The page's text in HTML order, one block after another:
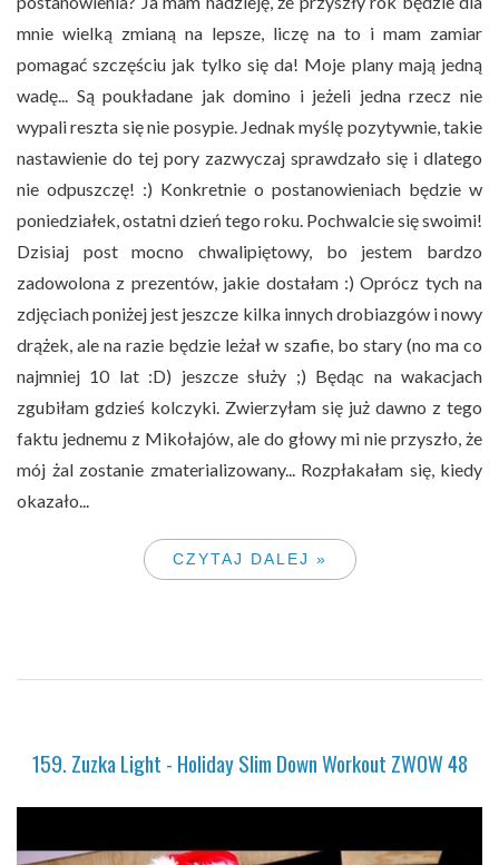
mnie wielką zmianą na lepsze, liczę na to i mam zamiar
pomagać szczęściu jak tylko się da! Moje plany mają jedną
wadę... Są poukładane jak domino i jeżeli jedna rzecz nie
wypali reszta się nie posypie. Jednak myślę pozytywnie, takie
nastawienie do tej pory zazwyczaj sprawdzało się i dlatego
nie odpuszczę! :) Konkretnie o postanowieniach będzie w
poniedziałek, ostatni dzień tego roku. Pochwalcie się swoimi!
Dzisiaj post mocno chwalipiętowy, bo jestem bardzo
zadowolona z prezentów, jakie dostałam :) Oprócz tych na
zdjęciach poniżej jest jeszcze kilka innych drobiazgów i nowy
drążek, ale na razie będzie leżał w szafie, bo stary (no ma co
najmniej 10 lat :D) jeszcze służy ;) Będąc na wakacjach
zgubiłam gdzieś kolczyki. Zwierzyłam się już dawno z tego
faktu jednemu z Mikołajów, ale do głowy mi nie przyszło, że
mój żal zostanie zmaterializowany... Rozpłakałam się, kiedy
okazało...
CZYTAJ DALEJ »
159. Zuzka Light - Holiday Slim Down Workout ZWOW 48